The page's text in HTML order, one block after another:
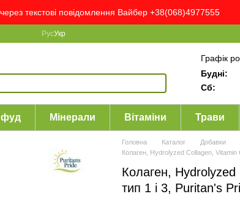
текстові повідомлення Вайбер +38(068)4977555
РусУкр
Графік
Будні:
Сб:
Мінерали Вітаміни Трави
Головна Каталог Добавки
Колаген, Hydrolyzed Collagen, Vitamin
Колаген,
тип 1 і 3, Puritan's